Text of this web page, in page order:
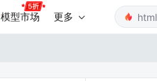
模型市场 更多